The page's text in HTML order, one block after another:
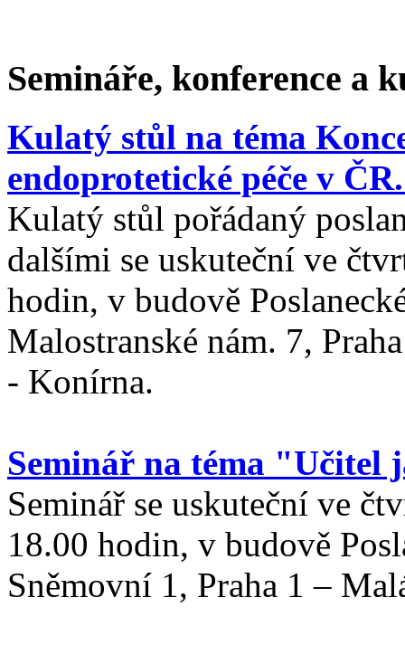
Semináře, konference a
Kulatý stůl na téma
endoprotetické péče v
Kulatý stůl pořádaný
dalšími se uskuteční ve
hodin, v budově
Malostranské nám. 7,
- Konírna.
Seminář na téma "Učitel
Seminář se uskuteční ve
18.00 hodin, v budově
Sněmovní 1, Praha 1 –